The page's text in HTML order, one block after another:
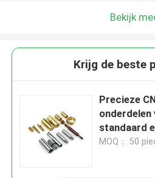
Bekijk
Krijg de beste
Precieze
onderdelen
standaard
productie
MOQ： 50